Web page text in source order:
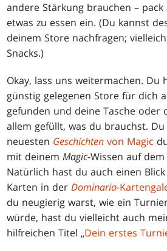
andere Stärkung brauchen –
etwas zu essen ein. (Du kannst
deinem Store nachfragen;
Snacks.)
Okay, lass uns weitermachen. Du
günstig gelegenen Store für dich
gefunden und deine Tasche oder
allem gefüllt, was du brauchst.
neuesten Geschichten von Magic
mit deinemMagic-Wissen auf
Natürlich hast du auch einen
Karten in derDominaria-
du neugierig warst, wie ein
würde, hast du vielleicht auch
hilfreichen Titel „Dein erstes